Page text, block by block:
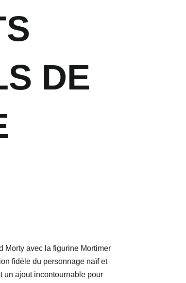
DE
Morty avec la figurine Mortimer
fidèle du personnage naïf et
un ajout incontournable pour